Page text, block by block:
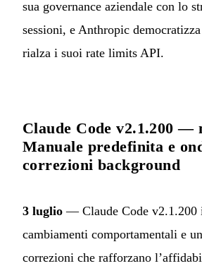
sua governance aziendale con lo
sessioni, e Anthropic
rialza i suoi rate limits API.
Claude Code v2.1.200 —
Manuale predefinita e
correzioni background
3 luglio — Claude Code v2.1.200
cambiamenti comportamentali e
correzioni che rafforzano